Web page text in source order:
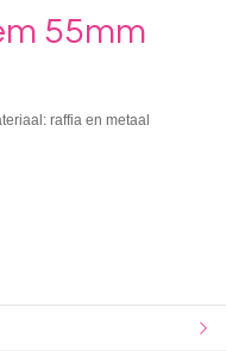
55mm
raffia en metaal